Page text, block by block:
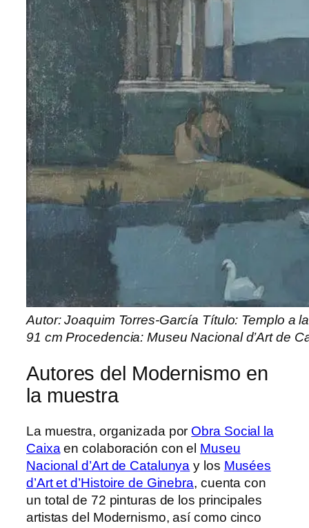
Autor: Joaquim Torres-García Título: Templo a
91 cm Procedencia: Museu Nacional d’Art de
Autores del Modernismo en
la muestra
La muestra, organizada por Obra Social la
Caixaen colaboración con el Museu
Nacional d’Art de Catalunya y los Musées
d’Art et d’Histoire de Ginebra, cuenta con
un total de 72 pinturas de los principales
artistas del Modernismo, así como cinco